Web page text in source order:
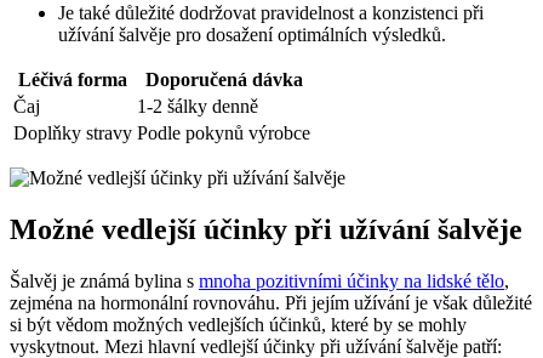
Je také důležité dodržovat pravidelnost a konzistenci při
užívání šalvěje pro dosažení optimálních výsledků.
Léčivá forma
Doporučená dávka
Čaj
1-2 šálky denně
Doplňky stravy Podle pokynů výrobce
Možné vedlejší účinky při užívání šalvěje
Šalvěj je známá bylina s mnoha pozitivními účinky na lidské tělo,
zejména na hormonální rovnováhu. Při jejím užívání je však důležité
si být vědom možných vedlejších účinků, které by se mohly
vyskytnout. Mezi hlavní vedlejší účinky při užívání šalvěje patří: